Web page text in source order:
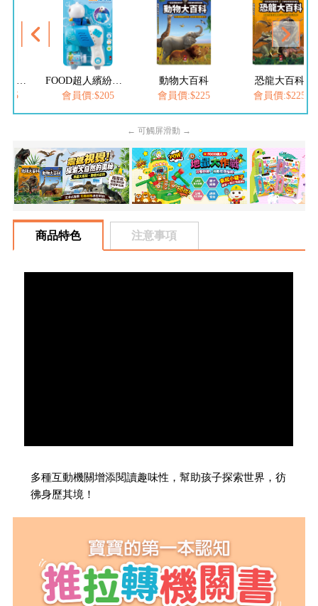
FOOD超人繽紛泡泡槍
會員價:$205
動物大百科
會員價:$225
恐龍大百科
會員價:$225
← 可觸屏滑動 →
商品特色 注意事項
多種互動機關增添閱讀趣味性，幫助孩子探索世界，彷
彿身歷其境！